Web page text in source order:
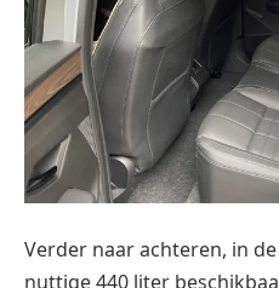
Verder naar achteren, in
nuttige 440 liter